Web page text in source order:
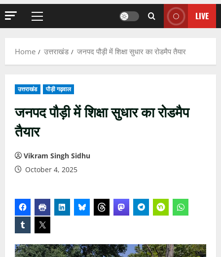
Primary
LIVE
Home उत्तराखंड जनपद पौड़ी में शिक्षा सुधार का रोडमैप तैयार
उत्तराखंड पौड़ी गढ़वाल
जनपद पौड़ी में शिक्षा सुधार का रोडमैप
तैयार
Vikram Singh Sidhu
October 4, 2025